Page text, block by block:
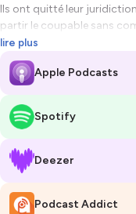
Ils ont quitté leur
partir le coupable sans
Cependant ils sont en
entraînés...
Basalt).
Dragon Strike - Makai
https://makai-
The great mystery -
lire plus
Apple Podcasts
Spotify
Deezer
Podcast Addict